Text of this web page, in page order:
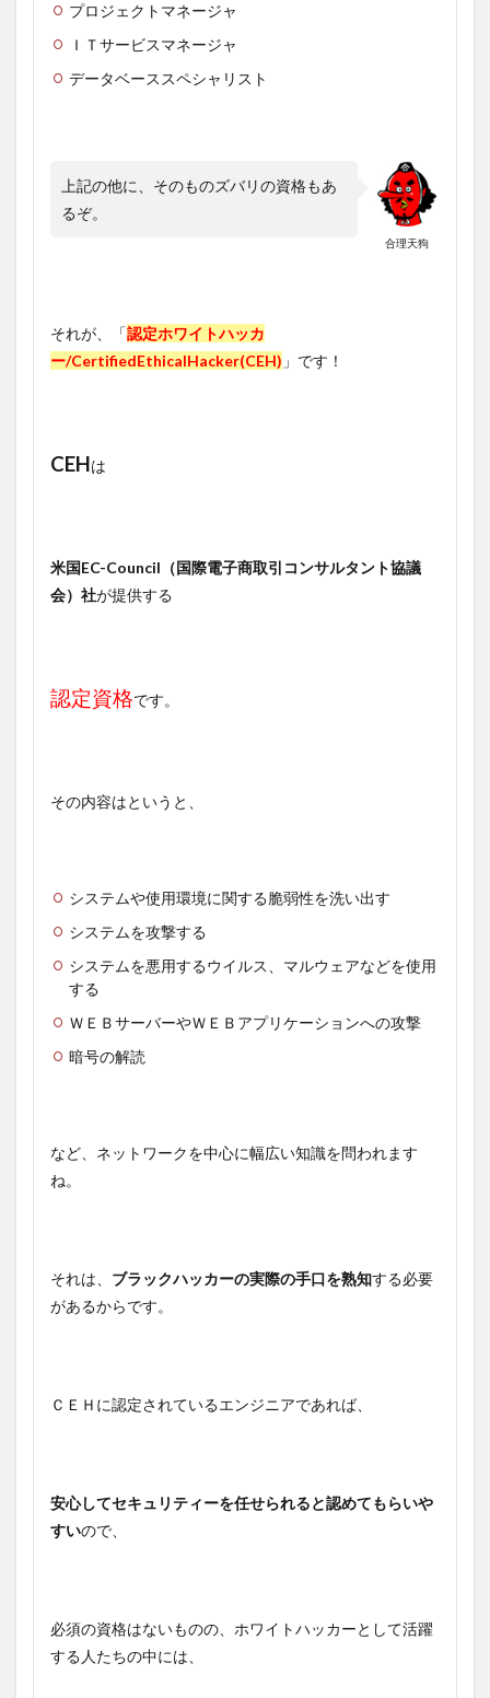
プロジェクトマネージャ
ＩＴサービスマネージャ
データベーススペシャリスト
合理天狗
上記の他に、そのものズバリの資格もあ
るぞ。
それが、「認定ホワイトハッカ
ー/CertifiedEthicalHacker(CEH) 」です！
CEHは
米国EC-Council（国際電子商取引コンサルタント協議
会）社が提供する
認定資格です。
その内容はというと、
システムや使用環境に関する脆弱性を洗い出す
システムを攻撃する
システムを悪用するウイルス、マルウェアなどを使用
する
ＷＥＢサーバーやＷＥＢアプリケーションへの攻撃
暗号の解読
など、ネットワークを中心に幅広い知識を問われます
ね。
それは、 ブラックハッカーの実際の手口を熟知する必要
があるからです。
ＣＥＨに認定されているエンジニアであれば、
安心してセキュリティーを任せられると認めてもらいや
すいので、
必須の資格はないものの、ホワイトハッカーとして活躍
する人たちの中には、